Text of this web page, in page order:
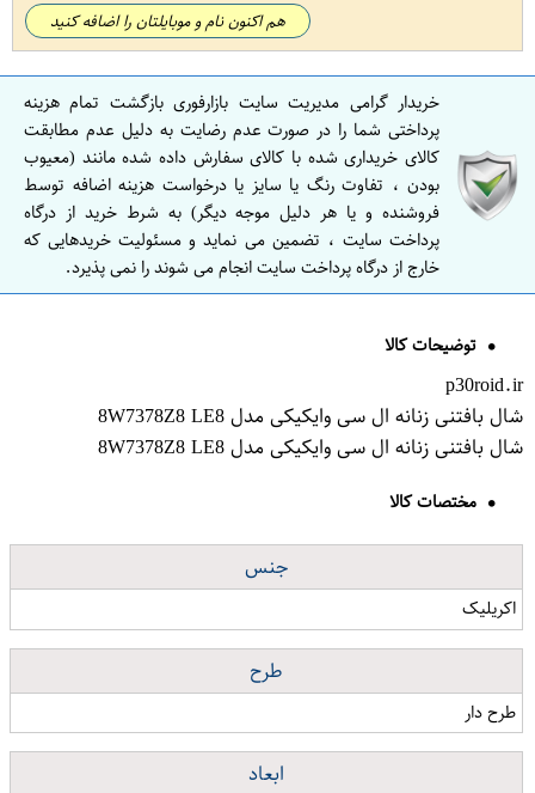
هم اکنون نام و موبایلتان را اضافه کنید
خریدار گرامی مدیریت سایت بازارفوری بازگشت تمام هزینه
پرداختی شما را در صورت عدم رضایت به دلیل عدم مطابقت
کالای خریداری شده با کالای سفارش داده شده مانند (معیوب
بودن ، تفاوت رنگ یا سایز یا درخواست هزینه اضافه توسط
فروشنده و یا هر دلیل موجه دیگر) به شرط خرید از درگاه
پرداخت سایت ، تضمین می نماید و مسئولیت خریدهایی که
خارج از درگاه پرداخت سایت انجام می شوند را نمی پذیرد.
توضیحات کالا
p30roid.ir
شال بافتنی زنانه ال سی وایکیکی مدل 8W7378Z8 LE8
شال بافتنی زنانه ال سی وایکیکی مدل 8W7378Z8 LE8
مختصات کالا
جنس
اکریلیک
طرح
طرح دار
ابعاد